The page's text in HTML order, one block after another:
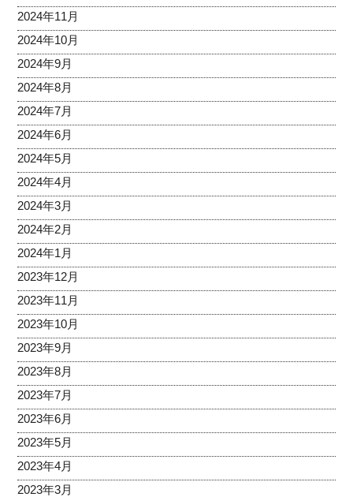
2024年11月
2024年10月
2024年9月
2024年8月
2024年7月
2024年6月
2024年5月
2024年4月
2024年3月
2024年2月
2024年1月
2023年12月
2023年11月
2023年10月
2023年9月
2023年8月
2023年7月
2023年6月
2023年5月
2023年4月
2023年3月